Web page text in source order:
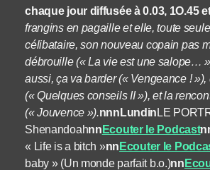
chaque jour diffusée à 0.03, 1O.45
frangins en pagaille et elle, toute
célibataire, son nouveau copain pas
débrouille (« La vie est une salope…
aussi, ça va barder (« Vengeance !
(« Quelques conseils II »), et la
(« Jouvence »).nnnLundin LE
Shenandoahnn Ecouter le Podcast
« Life is a bitch »nn Ecouter le
baby » (Un monde parfait b.o.)nn